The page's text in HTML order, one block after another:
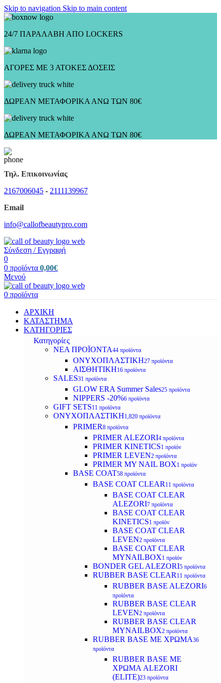
Skip to navigation Skip to main content
24/7 ΠΑΡΑΛΑΒΗ ΑΠΟ LOCKERS
ΑΓΟΡΕΣ ΜΕ 3 ΑΤΟΚΕΣ ΔΟΣΕΙΣ
ΔΩΡΕΑΝ ΜΕΤΑΦΟΡΙΚΑ ΑΝΩ ΤΩΝ 80€
ΔΩΡΕΑΝ ΜΕΤΑΦΟΡΙΚΑ ΑΝΩ ΤΩΝ 80€
Τηλ. Επικοινωνίας
2167006045 - 2111139967
Email
info@callofbeautypro.com
Σύνδεση / Εγγραφή
0
0 προϊόντα 0,00€
Μενού
0 προϊόντα
ΑΡΧΙΚΗ
ΚΑΤΑΣΤΗΜΑ
ΚΑΤΗΓΟΡΙΕΣ
Κατηγορίες
ΝΕΑ ΠΡΟΪΟΝΤΑ44 προϊόντα
ΟΝΥΧΟΠΛΑΣΤΙΚΗ27 προϊόντα
ΑΙΣΘΗΤΙΚΗ16 προϊόντα
SALES31 προϊόντα
GLOW ERA Summer Sales25 προϊόντα
NIPPERS -20%6 προϊόντα
GIFT SETS11 προϊόντα
ΟΝΥΧΟΠΛΑΣΤΙΚΗ1,820 προϊόντα
PRIMER8 προϊόντα
PRIMER ALEZORI4 προϊόντα
PRIMER KINETICS1 προϊόν
PRIMER LEVEN2 προϊόντα
PRIMER MY NAIL BOX1 προϊόν
BASE COAT58 προϊόντα
BASE COAT CLEAR 11 προϊόντα
BASE COAT CLEAR
ALEZORI7 προϊόντα
BASE COAT CLEAR
KINETICS1 προϊόν
BASE COAT CLEAR
LEVEN2 προϊόντα
BASE COAT CLEAR
MYNAILBOX1 προϊόν
BONDER GEL ALEZORI5 προϊόντα
RUBBER BASE CLEAR 11 προϊόντα
RUBBER BASE ALEZORI6
προϊόντα
RUBBER BASE CLEAR
LEVEN2 προϊόντα
RUBBER BASE CLEAR
MYNAILBOX2 προϊόντα
RUBBER BASE ΜΕ ΧΡΩΜΑ36
προϊόντα
RUBBER BASE ΜΕ
ΧΡΩΜΑ ALEZORI
(ELITE)23 προϊόντα